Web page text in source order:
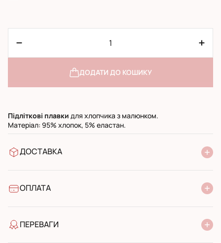
ДОДАТИ ДО КОШИКУ
Підліткові плавки для хлопчика з малюнком.
Матеріал: 95% хлопок, 5% еластан.
ДОСТАВКА
УкрПошта стандарт
ОПЛАТА
Банківський переказ
ПЕРЕВАГИ